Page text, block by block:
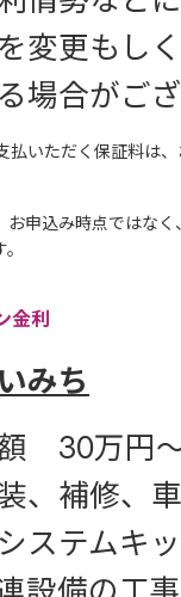
変更もし
場合がござ
払いただく保証料は
お申込み時点ではな
金利
みち
30万円
、補修、
ステムキ